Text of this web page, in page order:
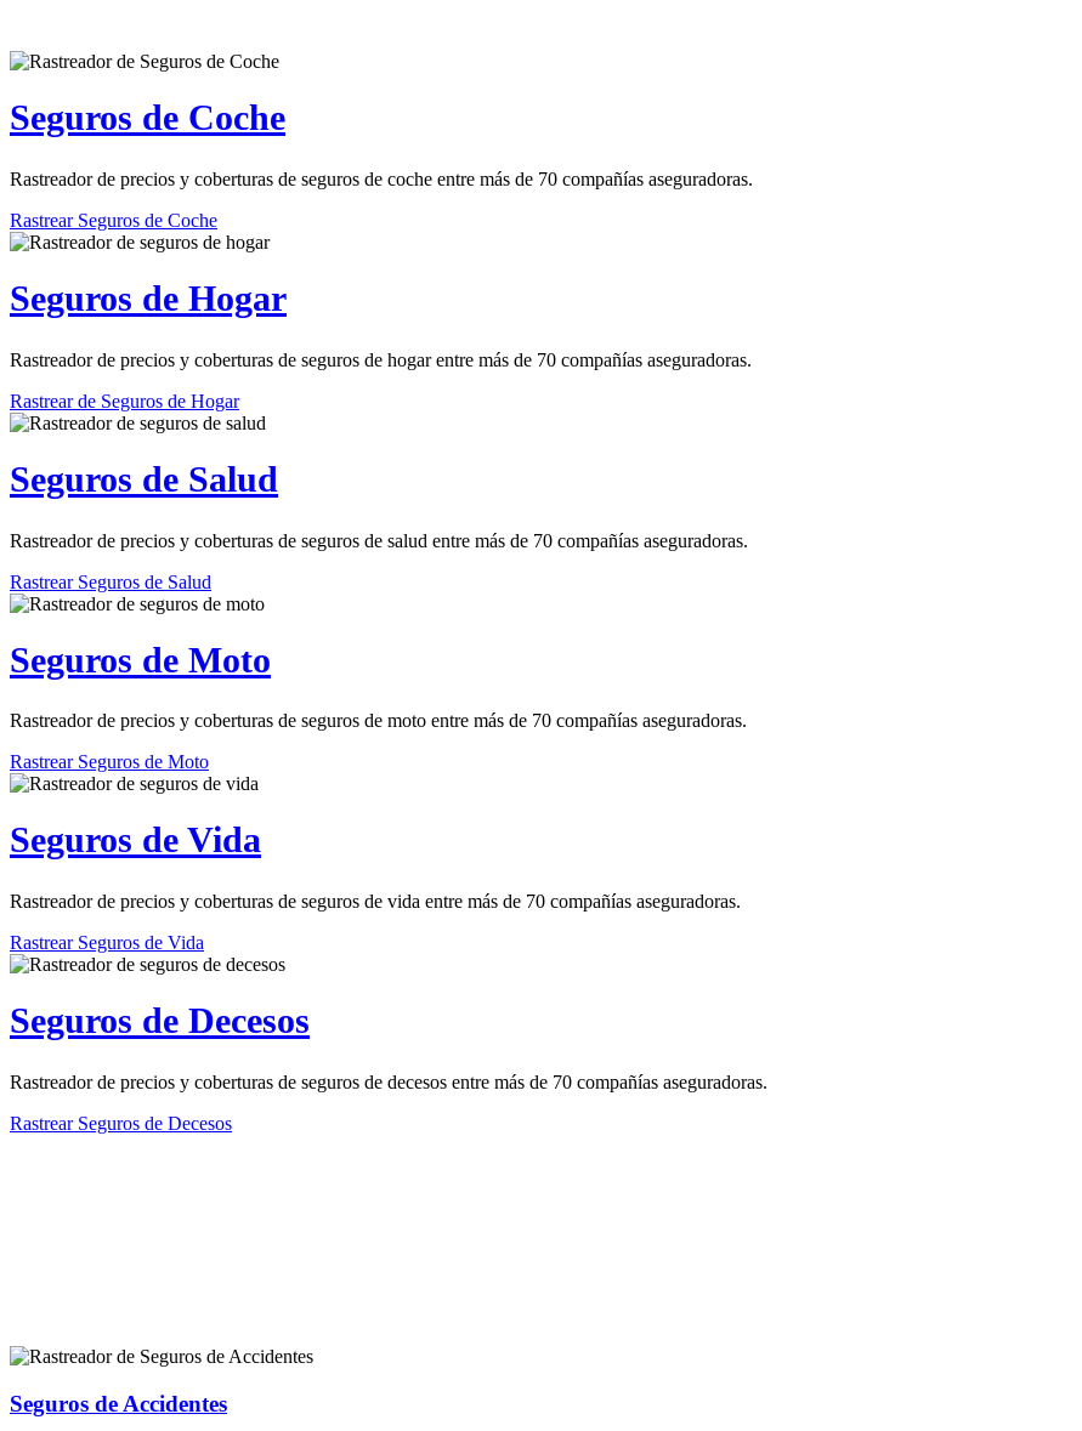
Seguros de Coche
Rastreador de precios y coberturas de seguros de coche entre más de 70 compañías aseguradoras.
Rastrear Seguros de Coche
Seguros de Hogar
Rastreador de precios y coberturas de seguros de hogar entre más de 70 compañías aseguradoras.
Rastrear de Seguros de Hogar
Seguros de Salud
Rastreador de precios y coberturas de seguros de salud entre más de 70 compañías aseguradoras.
Rastrear Seguros de Salud
Seguros de Moto
Rastreador de precios y coberturas de seguros de moto entre más de 70 compañías aseguradoras.
Rastrear Seguros de Moto
Seguros de Vida
Rastreador de precios y coberturas de seguros de vida entre más de 70 compañías aseguradoras.
Rastrear Seguros de Vida
Seguros de Decesos
Rastreador de precios y coberturas de seguros de decesos entre más de 70 compañías aseguradoras.
Rastrear Seguros de Decesos
Seguros de Accidentes